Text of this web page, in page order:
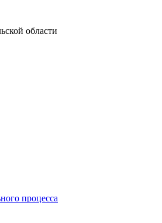
области
процесса